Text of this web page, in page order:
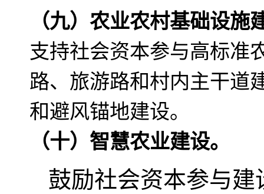
（九）农业农村基础设施
支持社会资本参与高标准
路、旅游路和村内主干道
和避风锚地建设。
（十）智慧农业建设。
鼓励社会资本参与